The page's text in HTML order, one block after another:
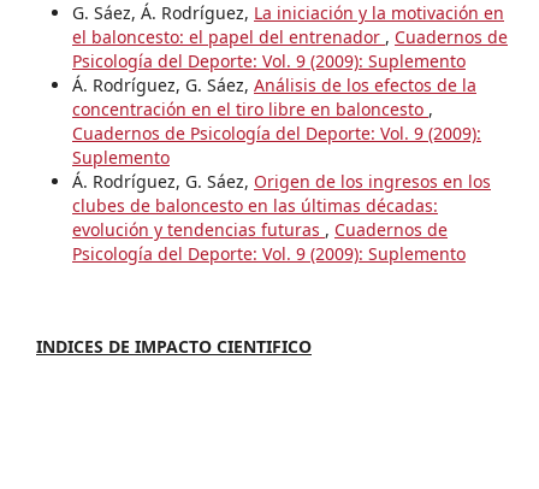
G. Sáez, Á. Rodríguez, La iniciación y la motivación en
el baloncesto: el papel del entrenador , Cuadernos de
Psicología del Deporte: Vol. 9 (2009): Suplemento
Á. Rodríguez, G. Sáez, Análisis de los efectos de la
concentración en el tiro libre en baloncesto ,
Cuadernos de Psicología del Deporte: Vol. 9 (2009):
Suplemento
Á. Rodríguez, G. Sáez, Origen de los ingresos en los
clubes de baloncesto en las últimas décadas:
evolución y tendencias futuras , Cuadernos de
Psicología del Deporte: Vol. 9 (2009): Suplemento
INDICES DE IMPACTO CIENTIFICO